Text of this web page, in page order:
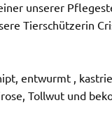
unserer
Tierschützerin
entwurmt
,
Tollwut und